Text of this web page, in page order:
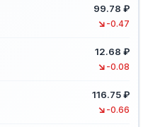
99.78 ₽
↘ -0.47
12.68 ₽
↘ -0.08
116.75 ₽
↘ -0.66